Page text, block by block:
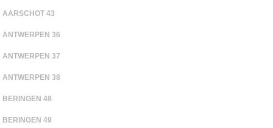
AARSCHOT 43
ANTWERPEN 36
ANTWERPEN 37
ANTWERPEN 38
BERINGEN 48
BERINGEN 49